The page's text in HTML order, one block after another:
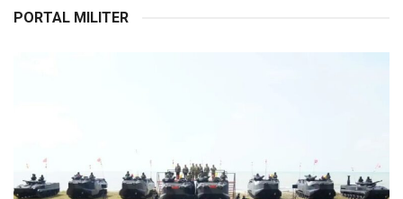
PORTAL MILITER